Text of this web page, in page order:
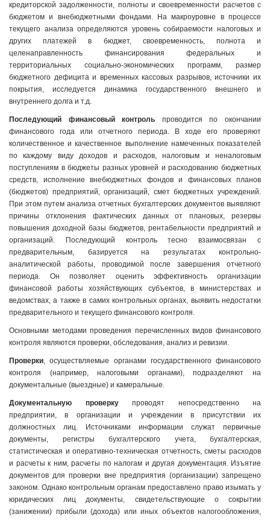
кредиторской задолженности, полноты и своевременности расчетов с
бюджетом и внебюджетными фондами. На макроуровне в процессе
текущего анализа определяются уровень собираемости налоговых и
других платежей в бюджет, своевременность, полнота и
целенаправленность финансирования федеральных и
территориальных социально-экономических программ, размер
бюджетного дефицита и временных кассовых разрывов, источники их
покрытия, исследуется динамика государственного внешнего и
внутреннего долга и т.д.
Последующий финансовый контроль проводится по окончании
финансового года или отчетного периода. В ходе его проверяют
количественное и качественное выполнение намеченных показателей
по каждому виду доходов и расходов, налоговым и неналоговым
поступлениям в бюджеты разных уровней и расходованию бюджетных
средств, исполнение внебюджетных фондов и финансовых планов
(бюджетов) предприятий, организаций, смет бюджетных учреждений.
При этом путем анализа отчетных бухгалтерских документов выявляют
причины отклонения фактических данных от плановых, резервы
повышения доходной базы бюджетов, рентабельности предприятий и
организаций. Последующий контроль тесно взаимосвязан с
предварительным, базируется на результатах контрольно-
аналитической работы, проводимой после завершения отчетного
периода. Он позволяет оценить эффективность организации
финансовой работы хозяйствующих субъектов, в министерствах и
ведомствах, а также в самих контрольных органах, выявить недостатки
предварительного и текущего финансового контроля.
Основными методами проведения перечисленных видов финансового
контроля являются проверки, обследования, анализ и ревизии.
Проверки, осуществляемые органами государственного финансового
контроля (например, налоговыми органами), подразделяют на
документальные (выездные) и камеральные.
Документальную проверкупроводят непосредственно на
предприятии, в организации и учреждении в присутствии их
должностных лиц. Источниками информации служат первичные
документы, регистры бухгалтерского учета, бухгалтерская,
статистическая и оперативно-техническая отчетность, сметы расходов
и расчеты к ним, расчеты по налогам и другая документация. Изъятие
документов для проверки вне предприятия (организации) запрещено
законом. Однако контрольным органам предоставлено право изымать у
юридических лиц документы, свидетельствующие о сокрытии
(занижении) прибыли (дохода) или иных объектов налогообложения,